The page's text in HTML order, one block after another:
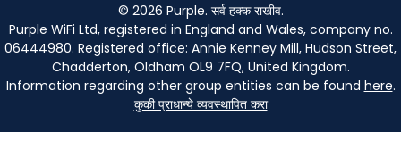
© 2026 Purple. सर्व हक्क राखीव.
Purple WiFi Ltd, registered in England and Wales, company no.
06444980. Registered office: Annie Kenney Mill, Hudson Street,
Chadderton, Oldham OL9 7FQ, United Kingdom.
Information regarding other group entities can be found here.
कुकी प्राधान्ये व्यवस्थापित करा